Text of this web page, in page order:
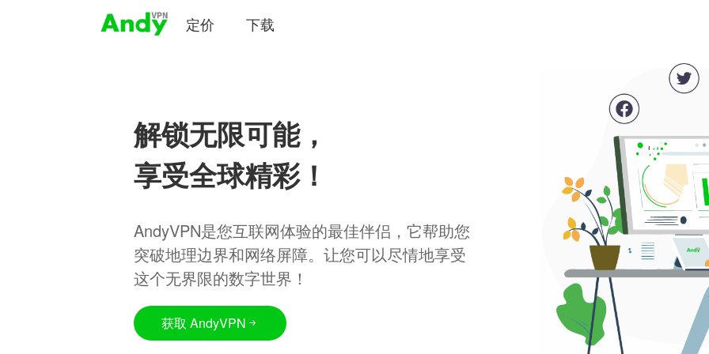
定价 下载
解锁无限可能，
享受全球精彩！
AndyVPN是您互联网体验的最佳伴侣，它帮助您
突破地理边界和网络屏障。让您可以尽情地享受
这个无界限的数字世界！
获取 AndyVPN